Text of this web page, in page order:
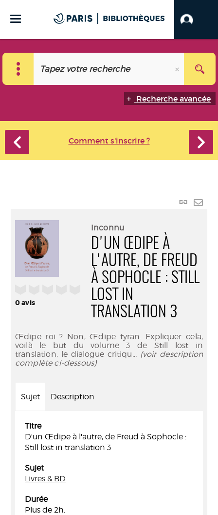
Recherche avancée
Comment s'inscrire ?
Lien
0avis
Inconnu
D'UN ŒDIPE À
L'AUTRE, DE FREUD
À SOPHOCLE : STILL
LOST IN
TRANSLATION 3
Œdipe roi ? Non, Œdipe tyran. Expliquer cela,
voilà le but du volume 3 de Still lost in
translation, le dialogue critiqu... (voir description
complète ci-dessous)
Sujet Description
Titre
D'un Œdipe à l'autre, de Freud à Sophocle :
Still lost in translation 3
Sujet
Livres & BD
Durée
Plus de 2h.